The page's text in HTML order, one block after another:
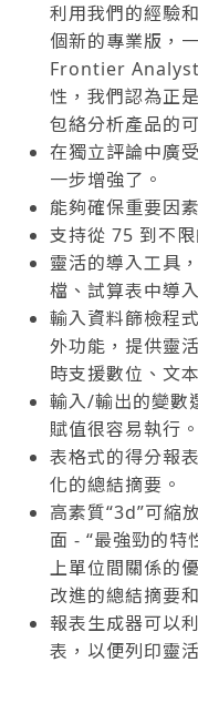
利用我們的經驗
個新的專業版，
Frontier Analyst
性，我們認為正
包絡分析產品的可
在獨立評論中廣
一步增強了。
能夠確保重要因
支持從 75 到不
靈活的導入工具
檔、試算表中導
輸入資料篩檢程
外功能，提供靈
時支援數位、文
輸入/輸出的變數
賦值很容易執行。
表格式的得分報
化的總結摘要。
高素質“3d”可縮
面 - “最強勁的特
上單位間關係的
改進的總結摘要
報表生成器可以
表，以便列印靈